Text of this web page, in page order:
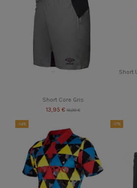
Short Core Gris
13,95 € 16,00 €
Short
-14% -17%